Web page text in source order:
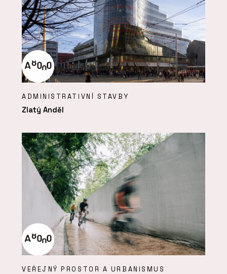
ADMINISTRATIVNÍ STAVBY
Zlatý Anděl
VEŘEJNÝ PROSTOR A URBANISMUS